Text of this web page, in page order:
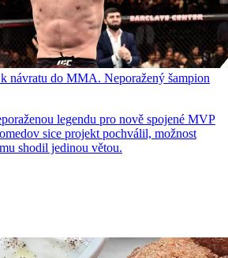
návratu do MMA. Neporažený šampion
legendu pro nově spojené MVP
sice projekt pochválil, možnost
shodil jedinou větou.